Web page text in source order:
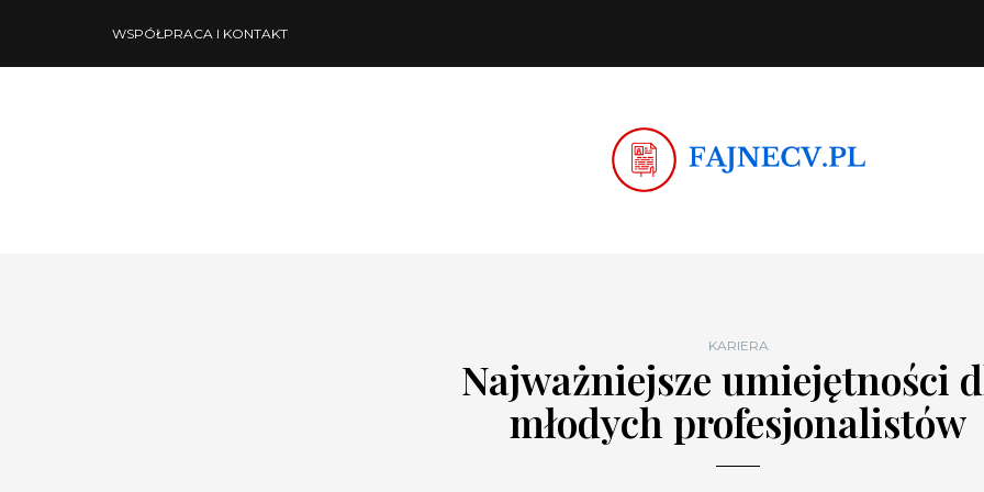
WSPÓŁPRACA I KONTAKT
KARIERA
Najważniejsze umiejętności
młodych profesjonalistów